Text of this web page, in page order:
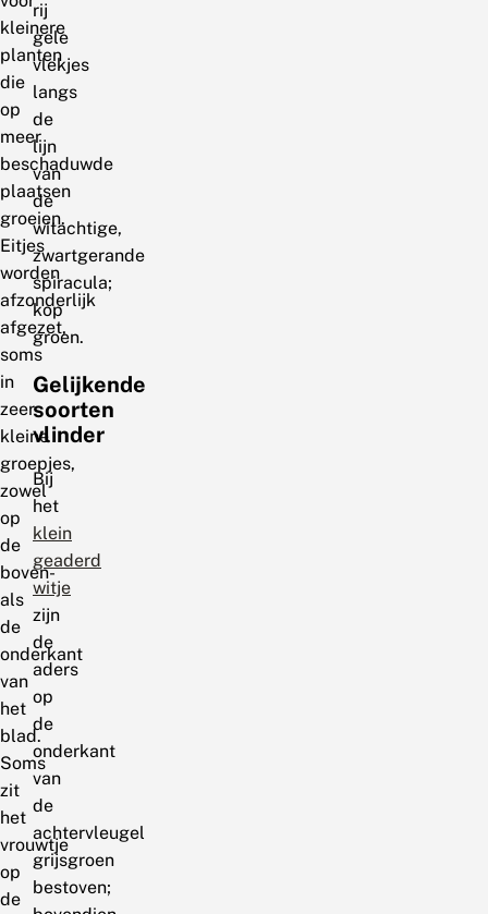
kleinere
planten
die
op
meer
beschaduwde
plaatsen
groeien.
Eitjes
worden
afzonderlijk
afgezet,
soms
in
zeer
kleine
groepjes,
zowel
op
de
boven-
als
de
onderkant
van
het
blad.
Soms
zit
het
vrouwtje
op
de
rij
gele
vlekjes
langs
de
lijn
van
de
witachtige,
zwartgerande
spiracula;
kop
groen.
Gelijkende
soorten
vlinder
Bij
het
klein
geaderd
witje
zijn
de
aders
op
de
onderkant
van
de
achtervleugel
grijsgroen
bestoven;